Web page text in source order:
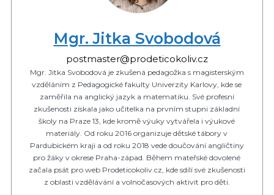
Mgr. Jitka Svobodová
postmaster@prodeticokoliv.cz
Mgr. Jitka Svobodová je zkušená pedagožka s magisterským
vzděláním z Pedagogické fakulty Univerzity Karlovy, kde se
zaměřila na anglický jazyk a matematiku. Své profesní
zkušenosti získala jako učitelka na prvním stupni základní
školy na Praze 13, kde kromě výuky vytvářela i výukové
materiály. Od roku 2016 organizuje dětské tábory v
Pardubickém kraji a od roku 2018 vede doučování angličtiny
pro žáky v okrese Praha-západ. Během mateřské dovolené
začala psát pro web Prodeticokoliv.cz, kde sdílí své zkušenosti
z oblasti vzdělávání a volnočasových aktivit pro děti.